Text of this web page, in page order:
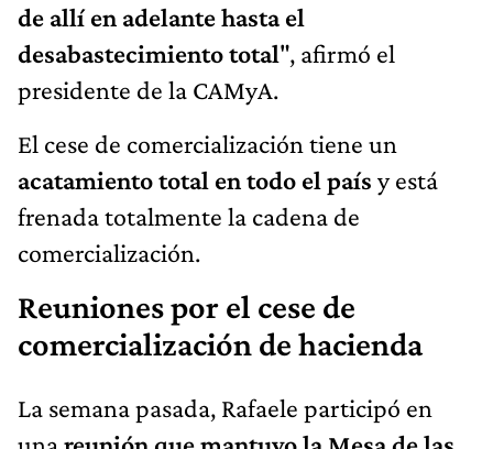
de allí en adelante hasta el
desabastecimiento total", afirmó el
presidente de la CAMyA.
El cese de comercialización tiene un
acatamiento total en todo el país y está
frenada totalmente la cadena de
comercialización.
Reuniones por el cese de
comercialización de hacienda
La semana pasada, Rafaele participó en